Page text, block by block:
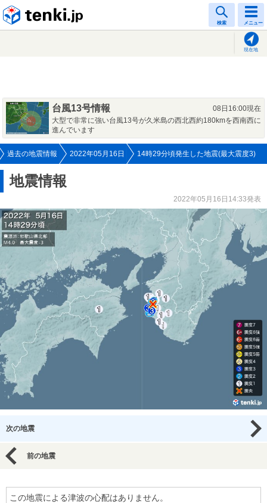
検索 メニュー
現在地
台風13号情報
08日16:00現在
大型で非常に強い台風13号が久米島の西北西約180kmを西南西に
進んでいます
過去の地震情報 2022年05月16日 14時29分頃発生した地震(最大震度3)
地震情報
2022年05月16日14:33発表
次の地震
前の地震
この地震による津波の心配はありません。